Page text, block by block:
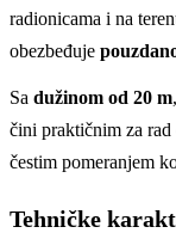
radionicama i na
obezbeđuje
Sa dužinom od 20 m
čini praktičnim za rad
čestim pomeranjem
Tehničke